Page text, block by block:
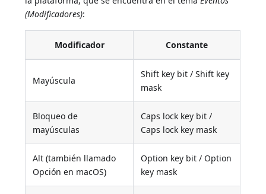
(Modificadores):
Modificador Constante
Mayúscula
Shift key bit / Shift key
mask
Bloqueo de
mayúsculas
Caps lock key bit /
Caps lock key mask
Alt (también llamado
Opción en macOS)
Option key bit / Option
key mask